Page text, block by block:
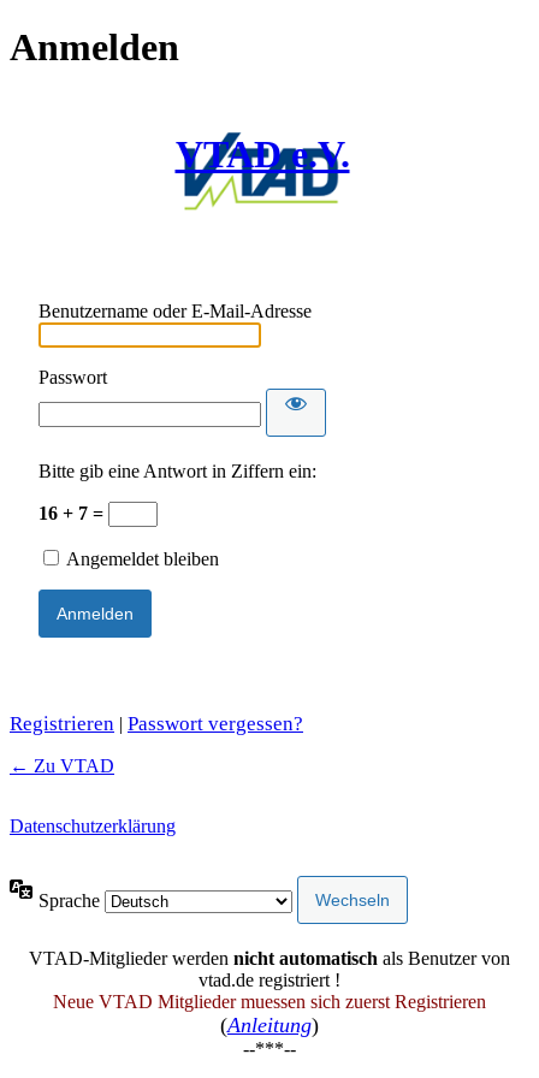
Anmelden
VTAD e.V.
Benutzername oder E-Mail-Adresse
Passwort
Bitte gib eine Antwort in Ziffern ein:
16 + 7 =
Angemeldet bleiben
Registrieren | Passwort vergessen?
← Zu VTAD
Datenschutzerklärung
Sprache
VTAD-Mitglieder werden nicht automatisch als Benutzer von
vtad.de registriert !
Neue VTAD Mitglieder muessen sich zuerst Registrieren
(Anleitung)
--***--